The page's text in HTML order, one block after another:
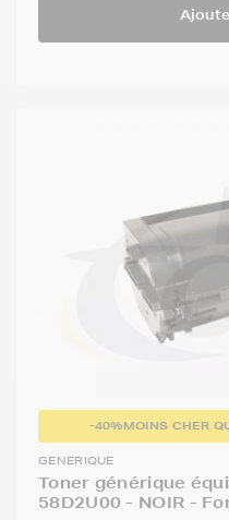
-40%MOINS CHER
GENERIQUE
Toner générique
58D2U00 - NOIR -